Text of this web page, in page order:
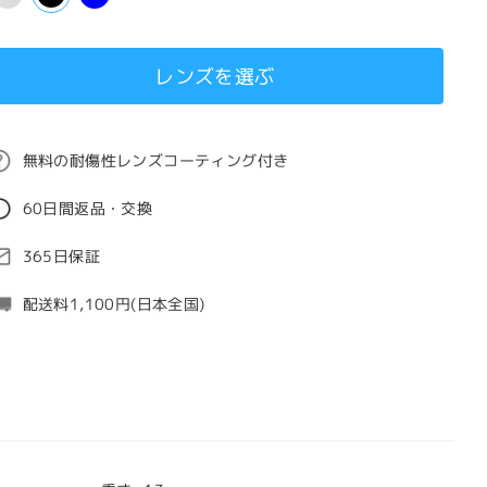
レンズを選ぶ
無料の耐傷性レンズコーティング付き
60日間返品・交換
365日保証
配送料1,100円(日本全国)